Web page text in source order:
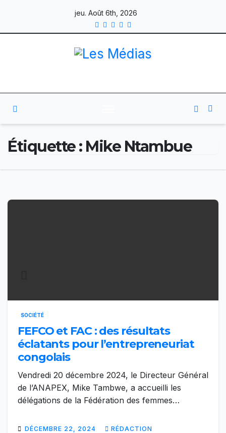
jeu. Août 6th, 2026
Étiquette : Mike Ntambue
SOCIÉTÉ
FEFCO et FAC : des résultats
éclatants pour l’entrepreneuriat
congolais
Vendredi 20 décembre 2024, le Directeur Général
de l’ANAPEX, Mike Tambwe, a accueilli les
délégations de la Fédération des femmes…
DÉCEMBRE 22, 2024 RÉDACTION